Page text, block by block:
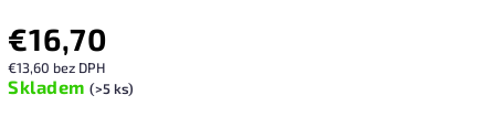
€16,70
€13,60 bez DPH
Skladem (>5 ks)